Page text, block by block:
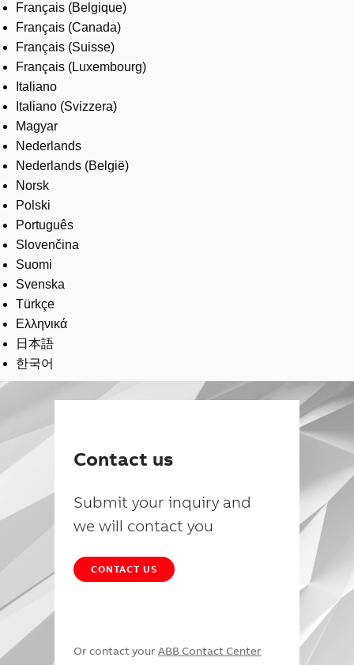
Français (Belgique)
Français (Canada)
Français (Suisse)
Français (Luxembourg)
Italiano
Italiano (Svizzera)
Magyar
Nederlands
Nederlands (België)
Norsk
Polski
Português
Slovenčina
Suomi
Svenska
Türkçe
Ελληνικά
日本語
한국어
Contact us
Submit your inquiry and
we will contact you
CONTACT US
Or contact your ABB Contact Center